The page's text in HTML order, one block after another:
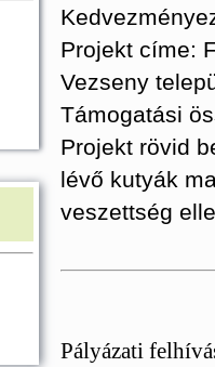
Projekt címe:
Vezseny
Támogatási
Projekt rövid
lévő kutyák
veszettség
Pályázati